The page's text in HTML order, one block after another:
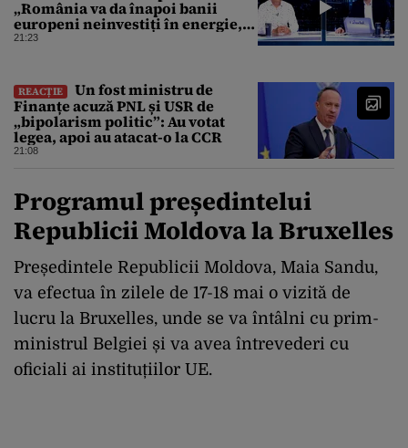
„România va da înapoi banii
europeni neinvestiți în energie,
chiar dacă a închis centralele pe
21:23
REACȚIE
Un fost ministru de
Finanțe acuză PNL și USR de
„bipolarism politic”: Au votat
legea, apoi au atacat-o la CCR
21:08
Programul președintelui
Republicii Moldova la Bruxelles
Președintele Republicii Moldova, Maia Sandu,
va efectua în zilele de 17-18 mai o vizită de
lucru la Bruxelles, unde se va întâlni cu prim-
ministrul Belgiei și va avea întrevederi cu
oficiali ai instituțiilor UE.